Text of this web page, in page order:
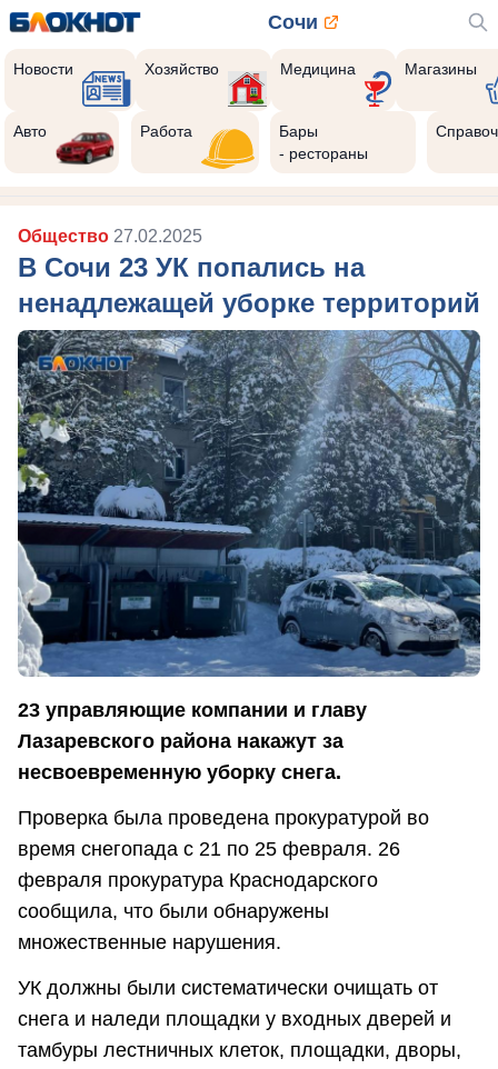
Сочи
Новости Хозяйство Медицина Магазины
Авто Работа
Бары
- рестораны
Общество 27.02.2025
В Сочи 23 УК попались на
ненадлежащей уборке территорий
23 управляющие компании и главу
Лазаревского района накажут за
несвоевременную уборку снега.
Проверка была проведена прокуратурой во
время снегопада с 21 по 25 февраля. 26
февраля прокуратура Краснодарского
сообщила, что были обнаружены
множественные нарушения.
УК должны были систематически очищать от
снега и наледи площадки у входных дверей и
тамбуры лестничных клеток, площадки, дворы,